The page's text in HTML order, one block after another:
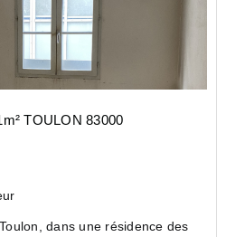
TOULON 83000
dans une résidence des